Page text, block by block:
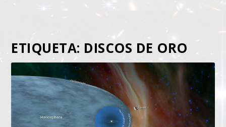
ETIQUETA: DISCOS DE ORO